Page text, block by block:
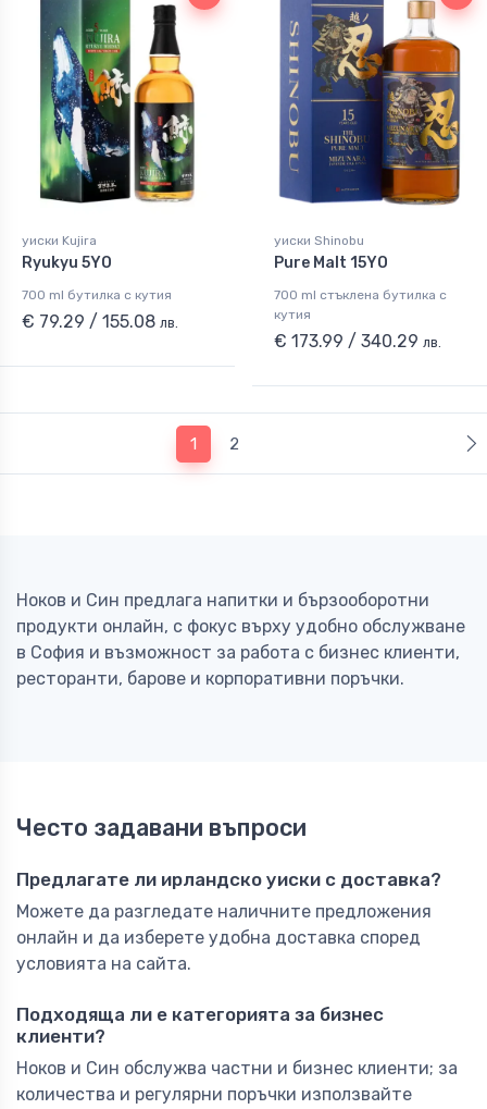
уиски Kujira
Ryukyu 5YO
700 ml бутилка с кутия
€ 79.29 / 155.08 лв.
уиски Shinobu
Pure Malt 15YO
700 ml стъклена бутилка с
кутия
€ 173.99 / 340.29 лв.
1(current)
2
Ноков и Син предлага напитки и бързооборотни
продукти онлайн, с фокус върху удобно обслужване
в София и възможност за работа с бизнес клиенти,
ресторанти, барове и корпоративни поръчки.
Често задавани въпроси
Предлагате ли ирландско уиски с доставка?
Можете да разгледате наличните предложения
онлайн и да изберете удобна доставка според
условията на сайта.
Подходяща ли е категорията за бизнес
клиенти?
Ноков и Син обслужва частни и бизнес клиенти; за
количества и регулярни поръчки използвайте